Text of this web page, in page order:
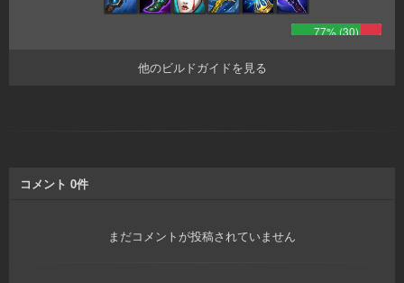
77% (30)
他のビルドガイドを見る
コメント 0件
まだコメントが投稿されていません